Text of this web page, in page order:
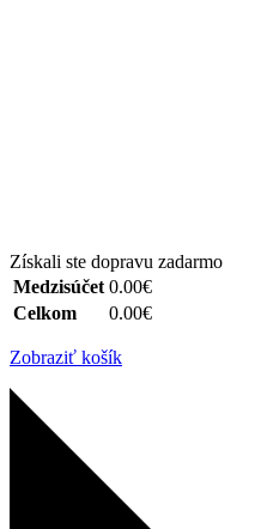
Získali ste dopravu zadarmo
Medzisúčet 0.00€
Celkom
0.00€
Zobraziť košík